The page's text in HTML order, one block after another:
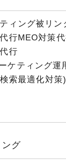
ィング被リン
行MEO対策
行
ケティング運
索最適化対策)
ング